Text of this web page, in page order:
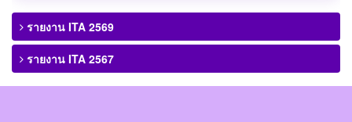
รายงาน ITA 2569
รายงาน ITA 2567